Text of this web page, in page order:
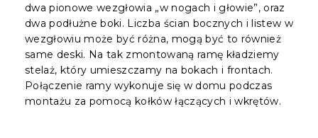
dwa pionowe wezgłowia „w nogach i głowie”, oraz
dwa podłużne boki. Liczba ścian bocznych i listew w
wezgłowiu może być różna, mogą być to również
same deski. Na tak zmontowaną ramę kładziemy
stelaż, który umieszczamy na bokach i frontach.
Połączenie ramy wykonuje się w domu podczas
montażu za pomocą kołków łączących i wkrętów.